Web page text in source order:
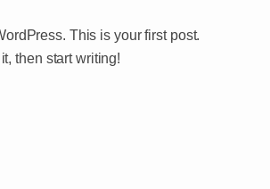
This is your first post.
then start writing!